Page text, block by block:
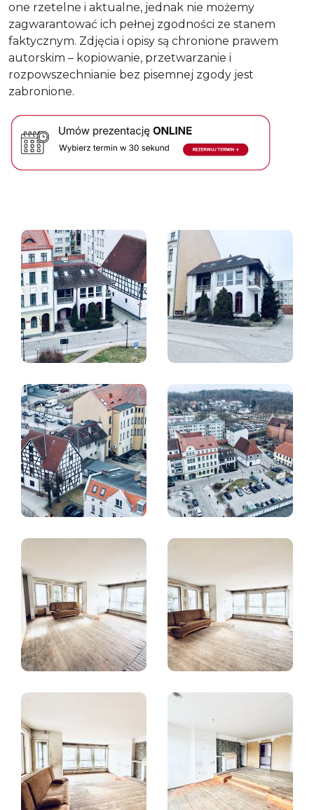
one rzetelne i aktualne, jednak nie możemy
zagwarantować ich pełnej zgodności ze stanem
faktycznym. Zdjęcia i opisy są chronione prawem
autorskim – kopiowanie, przetwarzanie i
rozpowszechnianie bez pisemnej zgody jest
zabronione.